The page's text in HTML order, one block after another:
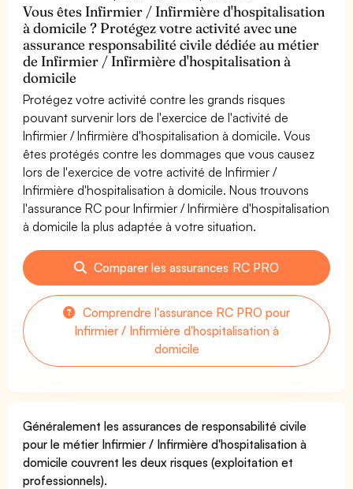
Vous êtes Infirmier / Infirmière d'hospitalisation
à domicile ? Protégez votre activité avec une
assurance responsabilité civile dédiée au métier
de Infirmier / Infirmière d'hospitalisation à
domicile
Protégez votre activité contre les grands risques
pouvant survenir lors de l'exercice de l'activité de
Infirmier / Infirmière d'hospitalisation à domicile. Vous
êtes protégés contre les dommages que vous causez
lors de l'exercice de votre activité de Infirmier /
Infirmière d'hospitalisation à domicile. Nous trouvons
l'assurance RC pour Infirmier / Infirmière d'hospitalisation
à domicile la plus adaptée à votre situation.
Comparer les assurances RC PRO
Comprendre l'assurance RC PRO pour
Infirmier / Infirmière d'hospitalisation à
domicile
Généralement les assurances de responsabilité civile
pour le métier Infirmier / Infirmière d'hospitalisation à
domicile couvrent les deux risques (exploitation et
professionnels).